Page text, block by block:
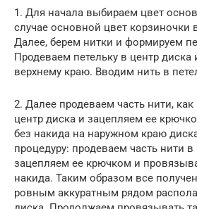
1. Для начала выбираем цвет
случае основной цвет корзиночки
Далее, берем нитки и формируем
Продеваем петельку в центр
верхнему краю. Вводим нить в
2. Далее продеваем часть нити,
центр диска и зацепляем ее
без накида на наружном краю
процедуру: продеваем часть нити в
зацепляем ее крючком и
накида. Таким образом все
ровным аккуратным рядом